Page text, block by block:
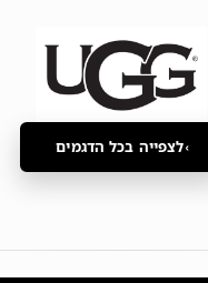
לצפייה בכל הדגמים